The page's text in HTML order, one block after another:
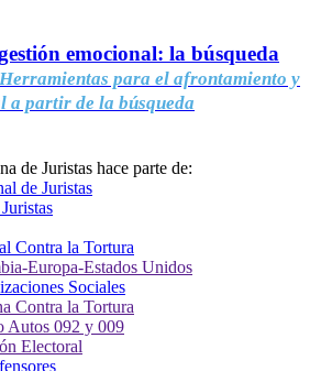
emocional: la búsqueda
Herramientas para el afrontamiento y
a partir de la búsqueda
de Juristas hace parte de: